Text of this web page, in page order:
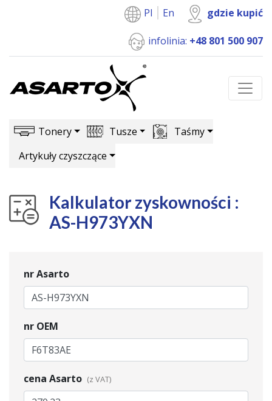
Pl En gdzie kupić
infolinia: +48 801 500 907
Tonery Tusze
Taśmy
Artykuły czyszczące
Kalkulator zyskowności :
AS-H973YXN
nr Asarto
nr OEM
cena Asarto